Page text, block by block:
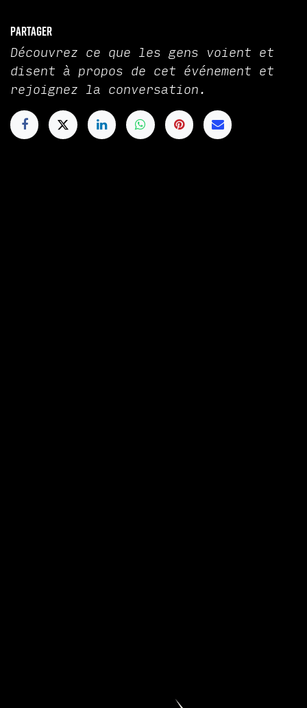
Partager
Découvrez ce que les gens voient et
disent à propos de cet événement et
rejoignez la conversation.